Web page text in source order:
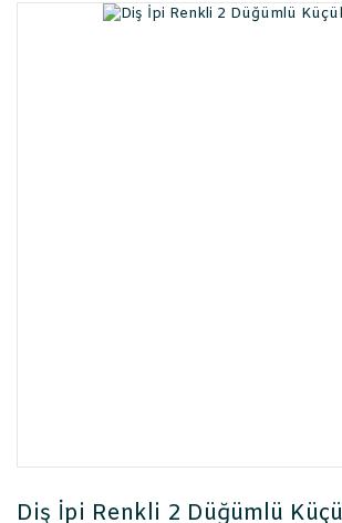
Diş İpi Renkli 2 Düğümlü